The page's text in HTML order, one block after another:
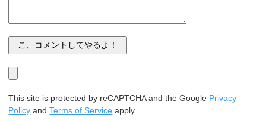
This site is protected by reCAPTCHA and the Google Privacy
Policy andTerms of Service apply.